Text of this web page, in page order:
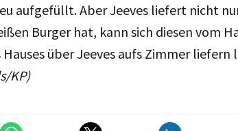
aufgefüllt. Aber Jeeves liefert nicht
Burger hat, kann sich diesen vom
Hauses über Jeeves aufs Zimmer liefern
KP)